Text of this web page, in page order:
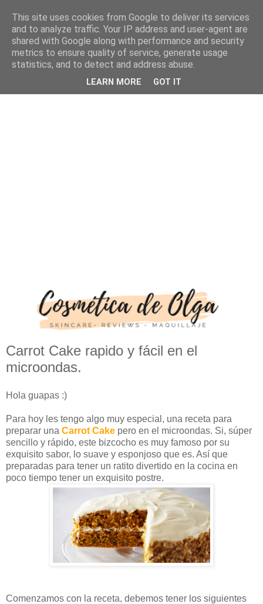
Carrot Cake rapido y fácil en el
microondas.
Hola guapas :)
Para hoy les tengo algo muy especial, una receta para
preparar una Carrot Cake pero en el microondas. Si, súper
sencillo y rápido, este bizcocho es muy famoso por su
exquisito sabor, lo suave y esponjoso que es. Así que
preparadas para tener un ratito divertido en la cocina en
poco tiempo tener un exquisito postre.
Comenzamos con la receta, debemos tener los siguientes
This site uses cookies from Google to deliver its services
and to analyze traffic. Your IP address and user-agent are
shared with Google along with performance and security
metrics to ensure quality of service, generate usage
statistics, and to detect and address abuse.
LEARN MORE GOT IT